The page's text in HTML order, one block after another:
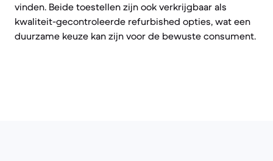
vinden. Beide toestellen zijn ook verkrijgbaar als
kwaliteit-gecontroleerde refurbished opties, wat een
duurzame keuze kan zijn voor de bewuste consument.